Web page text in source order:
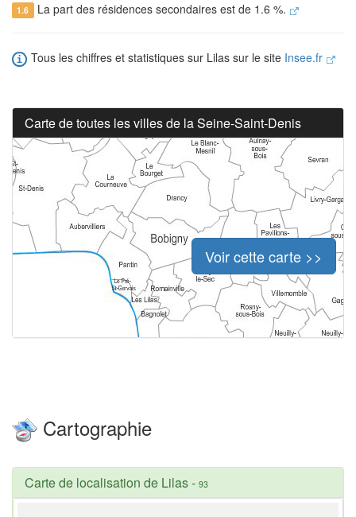
1.6 La part des résidences secondaires est de 1.6 %.
Tous les chiffres et statistiques sur Lilas sur le site Insee.fr
Carte de toutes les villes de la Seine-Saint-Denis
Voir cette carte >>
Cartographie
Carte de localisation de Lilas- 93